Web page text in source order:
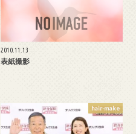
2010.11.13
表紙撮影
hair-make